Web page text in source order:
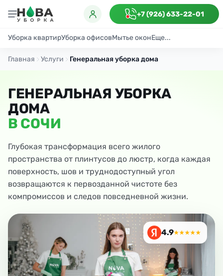
+7 (926) 633-22-01
Уборка квартирУборка офисовМытье оконЕще...
ГенеральнаяПоддерживающаяПосле ремонта
Главная Услуги Генеральная уборка дома
ГЕНЕРАЛЬНАЯ УБОРКА
ДОМА
В СОЧИ
Глубокая трансформация всего жилого
пространства от плинтусов до люстр, когда каждая
поверхность, шов и труднодоступный угол
возвращаются к первозданной чистоте без
компромиссов и следов повседневной жизни.
4.9★★★★★